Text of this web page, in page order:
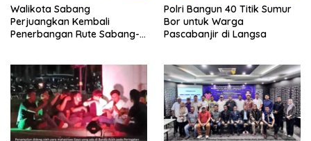
Walikota Sabang
Perjuangkan Kembali
Penerbangan Rute Sabang-
Polri Bangun 40 Titik Sumur
Bor untuk Warga
Pascabanjir di Langsa